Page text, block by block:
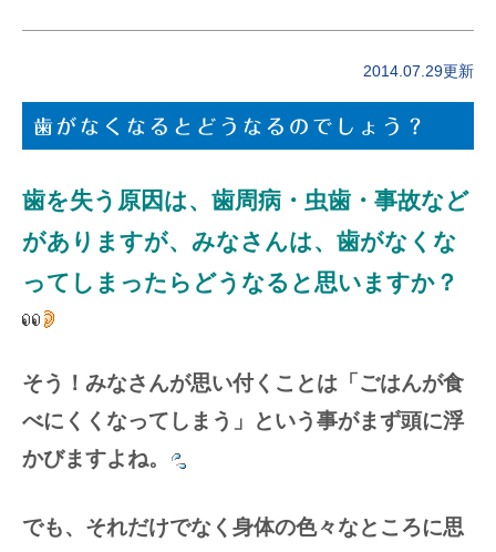
2014.07.29更新
歯がなくなるとどうなるのでしょう？
歯を失う原因は、歯周病・虫歯・事故など
がありますが、みなさんは、歯がなくな
ってしまったらどうなると思いますか？
そう！みなさんが思い付くことは「ごはんが食
べにくくなってしまう」という事がまず頭に浮
かびますよね。
でも、それだけでなく身体の色々なところに思